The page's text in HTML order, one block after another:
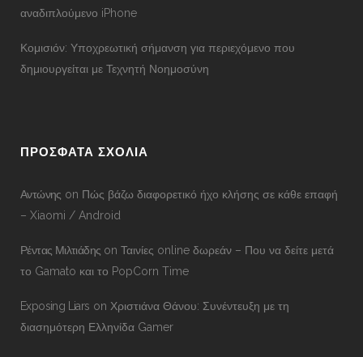
αναδιπλούμενο iPhone
Κομισιόν: Υποχρεωτική σήμανση για περιεχόμενο που
δημιουργείται με Τεχνητή Νοημοσύνη
ΠΡΟΣΦΑΤΑ ΣΧΟΛΙΑ
Αντώνης on Πώς βάζω διαφορετικό ήχο κλήσης σε κάθε επαφή
– Xiaomi / Android
Ρέντας Μιλτιάδης onΤαινίες online δωρεάν – Που να δείτε μετά
το Gamato και το PopCorn Time
Exposing Liars on Χριστιάνα Θάνου: Συνέντευξη με τη
διασημότερη Ελληνίδα Gamer